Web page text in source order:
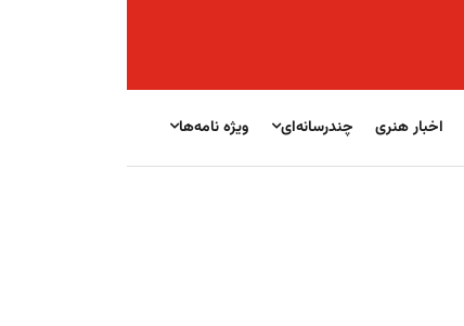
اخبار هنری چندرسانه‌ای ویژه نامه‌ها